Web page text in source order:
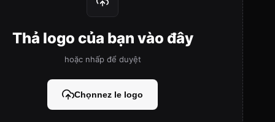
Thả logo của bạn vào đây
hoặc nhấp để duyệt
Chọnnez le logo